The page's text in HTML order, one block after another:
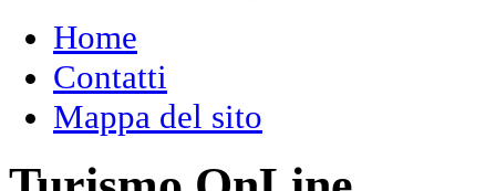
Home
Contatti
Mappa del sito